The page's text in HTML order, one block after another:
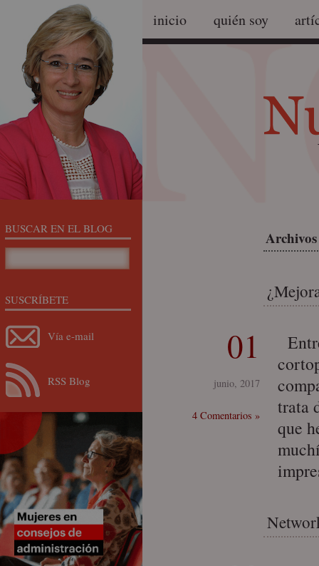
inicio quién soy
Archivos
01
junio, 2017
4 Comentarios »
trata
que
BUSCAR EN EL BLOG
SUSCRÍBETE
Vía e-mail
RSS Blog